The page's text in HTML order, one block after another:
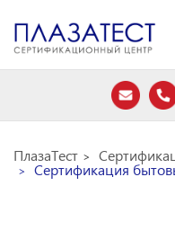
ПлазаТест
Сертификация